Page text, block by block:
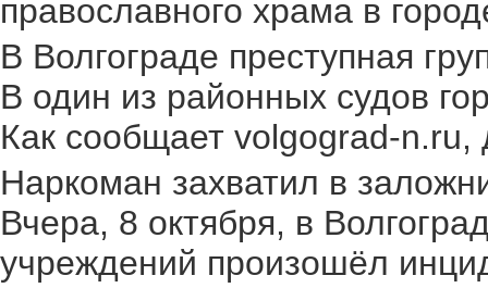
православного храма в
В Волгограде преступная
В один из районных судов
Как сообщает volgograd-
Наркоман захватил в
Вчера, 8 октября, в
учреждений произошёл